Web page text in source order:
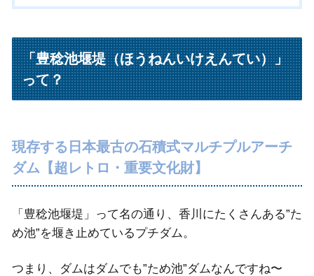
「豊稔池堰堤（ほうねんいけえんてい）」
って？
現存する日本最古の石積式マルチプルアーチ
ダム【超レトロ・重要文化財】
「豊稔池堰堤」って名の通り、香川にたくさんある”た
め池”を堰き止めているプチダム。
つまり、ダムはダムでも”ため池”ダムなんですね〜